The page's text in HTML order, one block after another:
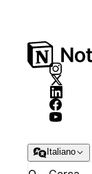
Italiano